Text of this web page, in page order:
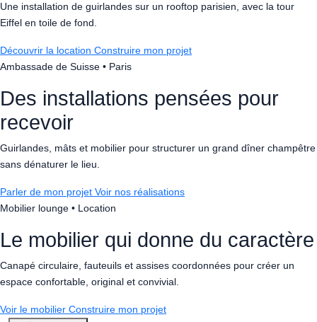
Une installation de guirlandes sur un rooftop parisien, avec la tour
Eiffel en toile de fond.
Découvrir la location Construire mon projet
Ambassade de Suisse • Paris
Des installations pensées pour
recevoir
Guirlandes, mâts et mobilier pour structurer un grand dîner champêtre
sans dénaturer le lieu.
Parler de mon projet Voir nos réalisations
Mobilier lounge • Location
Le mobilier qui donne du caractère
Canapé circulaire, fauteuils et assises coordonnées pour créer un
espace confortable, original et convivial.
Voir le mobilier Construire mon projet